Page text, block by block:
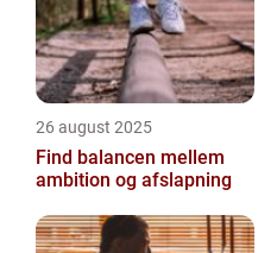
26 august 2025
Find balancen mellem
ambition og afslapning